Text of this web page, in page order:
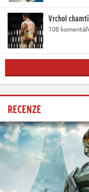
Vrchol
108
RECENZE